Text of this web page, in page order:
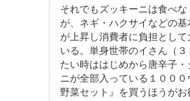
それでもズッキーニは食べ
が、ネギ・ハクサイなどの
が上昇し消費者に負担とし
いる。単身世帯のイさん（
たい時ははじめから唐辛子
ニが全部入っている１００
野菜セット』を買うほうがお